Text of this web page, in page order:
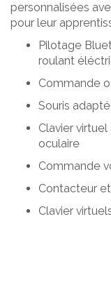
personnalisées
pour leur
Pilotage
roulant
Commande
Souris
Clavier
oculaire
Commande
Contacteur
Clavier